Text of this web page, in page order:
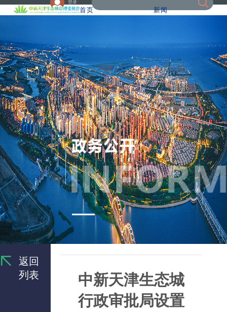
登录
首页 新闻
返回
列表
中新天津生态城
行政审批局设置